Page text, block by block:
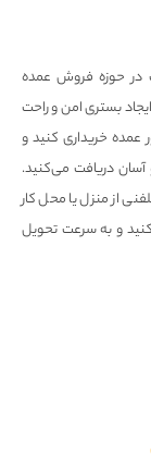
در حوزه فروش عمده
بستری امن و راحت
خریداری کنید و
دریافت می‌کنید.
از منزل یا محل کار
و به سرعت تحویل